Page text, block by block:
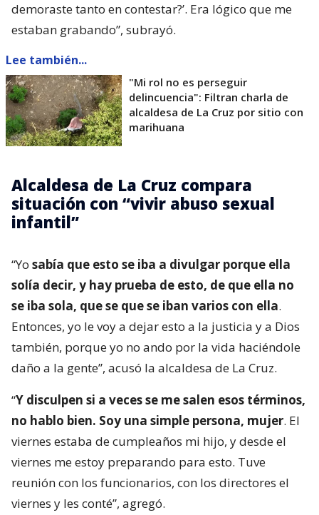
demoraste tanto en contestar?’. Era lógico que me
estaban grabando”, subrayó.
Lee también...
"Mi rol no es perseguir
delincuencia": Filtran charla de
alcaldesa de La Cruz por sitio con
marihuana
Alcaldesa de La Cruz compara
situación con “vivir abuso sexual
infantil”
“Yo sabía que esto se iba a divulgar porque ella
solía decir, y hay prueba de esto, de que ella no
se iba sola, que se que se iban varios con ella.
Entonces, yo le voy a dejar esto a la justicia y a Dios
también, porque yo no ando por la vida haciéndole
daño a la gente”, acusó la alcaldesa de La Cruz.
“Y disculpen si a veces se me salen esos términos,
no hablo bien. Soy una simple persona, mujer. El
viernes estaba de cumpleaños mi hijo, y desde el
viernes me estoy preparando para esto. Tuve
reunión con los funcionarios, con los directores el
viernes y les conté”, agregó.